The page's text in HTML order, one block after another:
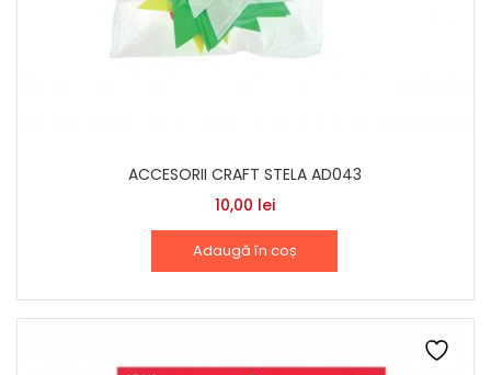
ACCESORII CRAFT STELA AD043
10,00 lei
Adaugă în coș